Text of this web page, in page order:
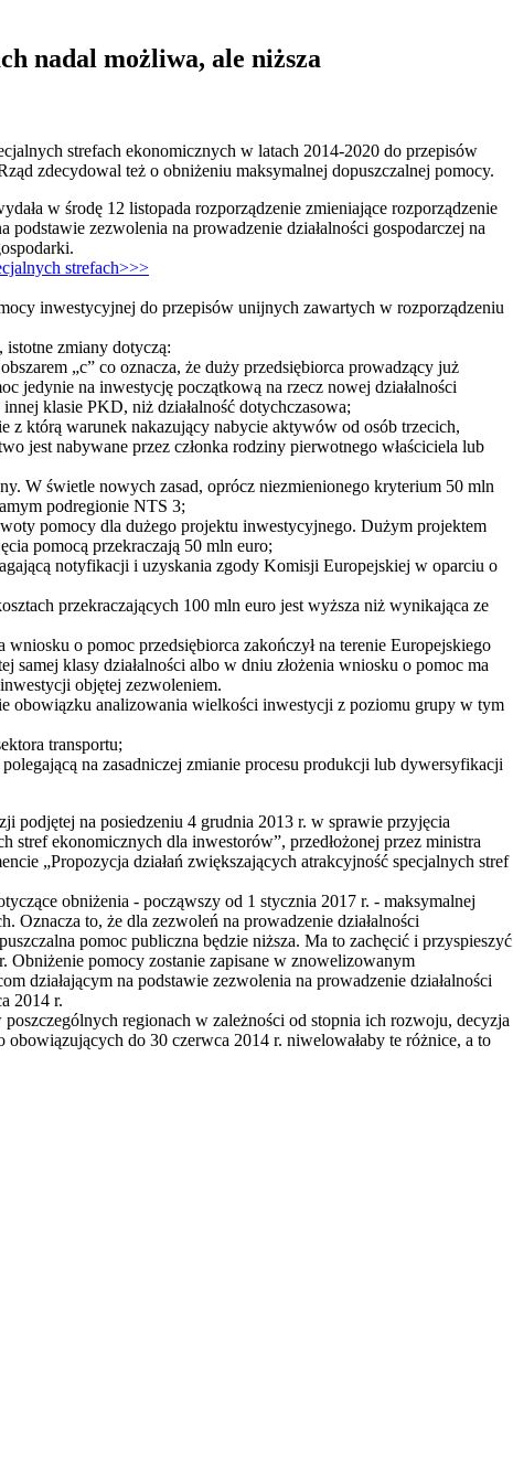
nadal możliwa, ale niższa
strefach ekonomicznych w latach 2014-2020 do przepisów
zdecydowal też o obniżeniu maksymalnej dopuszczalnej pomocy.
w środę 12 listopada rozporządzenie zmieniające rozporządzenie
zezwolenia na prowadzenie działalności gospodarczej na
strefach>>>
inwestycyjnej do przepisów unijnych zawartych w rozporządzeniu
zmiany dotyczą:
„c” co oznacza, że duży przedsiębiorca prowadzący już
jedynie na inwestycję początkową na rzecz nowej działalności
klasie PKD, niż działalność dotychczasowa;
którą warunek nakazujący nabycie aktywów od osób trzecich,
jest nabywane przez członka rodziny pierwotnego właściciela lub
W świetle nowych zasad, oprócz niezmienionego kryterium 50 mln
podregionie NTS 3;
pomocy dla dużego projektu inwestycyjnego. Dużym projektem
pomocą przekraczają 50 mln euro;
notyfikacji i uzyskania zgody Komisji Europejskiej w oparciu o
przekraczających 100 mln euro jest wyższa niż wynikająca ze
o pomoc przedsiębiorca zakończył na terenie Europejskiego
samej klasy działalności albo w dniu złożenia wniosku o pomoc ma
objętej zezwoleniem.
obowiązku analizowania wielkości inwestycji z poziomu grupy w tym
transportu;
na zasadniczej zmianie procesu produkcji lub dywersyfikacji
podjętej na posiedzeniu 4 grudnia 2013 r. w sprawie przyjęcia
stref ekonomicznych dla inwestorów”, przedłożonej przez ministra
„Propozycja działań zwiększających atrakcyjność specjalnych stref
obniżenia - począwszy od 1 stycznia 2017 r. - maksymalnej
Oznacza to, że dla zezwoleń na prowadzenie działalności
pomoc publiczna będzie niższa. Ma to zachęcić i przyspieszyć
pomocy zostanie zapisane w znowelizowanym
działającym na podstawie zezwolenia na prowadzenie działalności
2014 r.
regionach w zależności od stopnia ich rozwoju, decyzja
do 30 czerwca 2014 r. niwelowałaby te różnice, a to